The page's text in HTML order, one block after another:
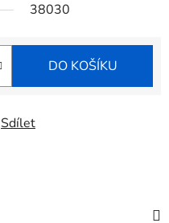
38030
DO KOŠÍKU
Sdílet